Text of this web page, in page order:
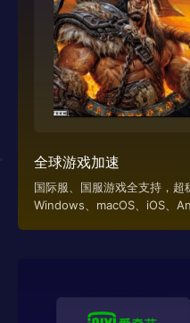
全球游戏加速
国际服、国服游戏全支持，超
Windows、macOS、iOS、